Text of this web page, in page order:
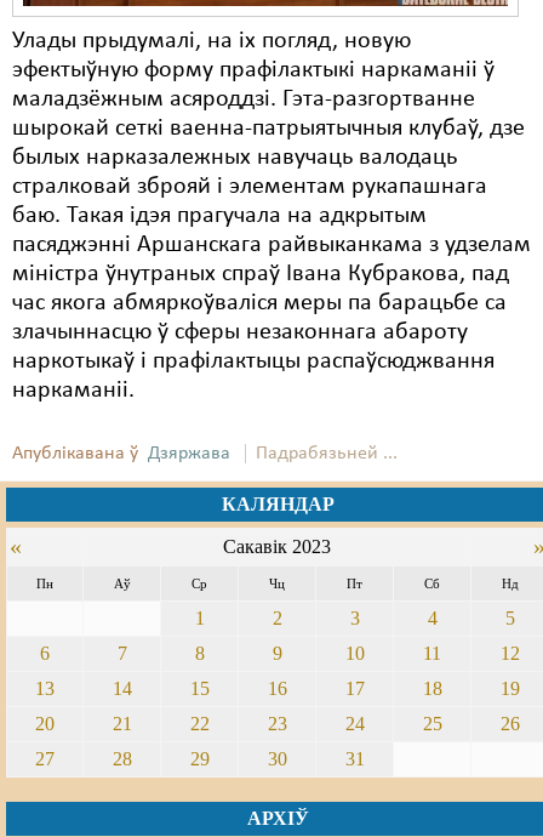
Улады прыдумалі, на іх погляд, новую
эфектыўную форму прафілактыкі наркаманіі ў
маладзёжным асяроддзі. Гэта-разгортванне
шырокай сеткі ваенна-патрыятычныя клубаў, дзе
былых нарказалежных навучаць валодаць
стралковай зброяй і элементам рукапашнага
баю. Такая ідэя прагучала на адкрытым
пасяджэнні Аршанскага райвыканкама з удзелам
міністра ўнутраных спраў Івана Кубракова, пад
час якога абмяркоўваліся меры па барацьбе са
злачыннасцю ў сферы незаконнага абароту
наркотыкаў і прафілактыцы распаўсюджвання
наркаманіі.
Апублікавана ў Дзяржава Падрабязьней ...
КАЛЯНДАР
« Сакавік 2023
Пн Аў Ср Чц Пт Сб Нд
1 2 3 4
5
6
7 8 9 10 11
12
13
14 15 16 17 18
19
20
21 22 23 24 25
26
27
28 29 30 31
АРХІЎ